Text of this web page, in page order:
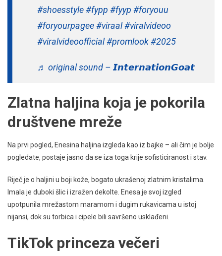
#shoesstyle#fypp #fyyp #foryouu
#foryourpagee#viraal#viralvideoo
#viralvideoofficial#promlook#2025
♬ original sound – 𝙄𝙣𝙩𝙚𝙧𝙣𝙖𝙩𝙞𝙤𝙣𝙂𝙤𝙖𝙩
Zlatna haljina koja je pokorila
društvene mreže
Na prvi pogled, Enesina haljina izgleda kao iz bajke – ali čim je bolje
pogledate, postaje jasno da se iza toga krije sofisticiranost i stav.
Riječ je o haljini u boji kože, bogato ukrašenoj zlatnim kristalima.
Imala je duboki šlic i izražen dekolte. Enesa je svoj izgled
upotpunila mrežastom maramom i dugim rukavicama u istoj
nijansi, dok su torbica i cipele bili savršeno usklađeni.
TikTok princeza večeri